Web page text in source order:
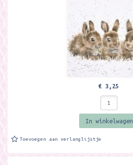
€ 3,25
In winkelwagen
Toevoegen aan verlanglijstje